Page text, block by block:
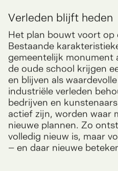
Verleden blijft heden
Het plan bouwt voort op
Bestaande
gemeentelijk monument
de oude school krijgen
en blijven als
industriële verleden
bedrijven en
actief zijn, worden waar
nieuwe plannen. Zo
volledig nieuw is, maar
– en daar nieuwe